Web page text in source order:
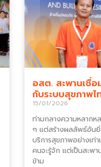
อสต. สะพานเชื่อ
กับระบบสุขภาพไ
15/01/2026
ท่ามกลางความหลาก
ๆ แต่สร้างผลลัพธ์อันยิ่
บริการสุขภาพอย่างเท่
คนจะรู้จัก แต่เป็นสะพ
ข้าม